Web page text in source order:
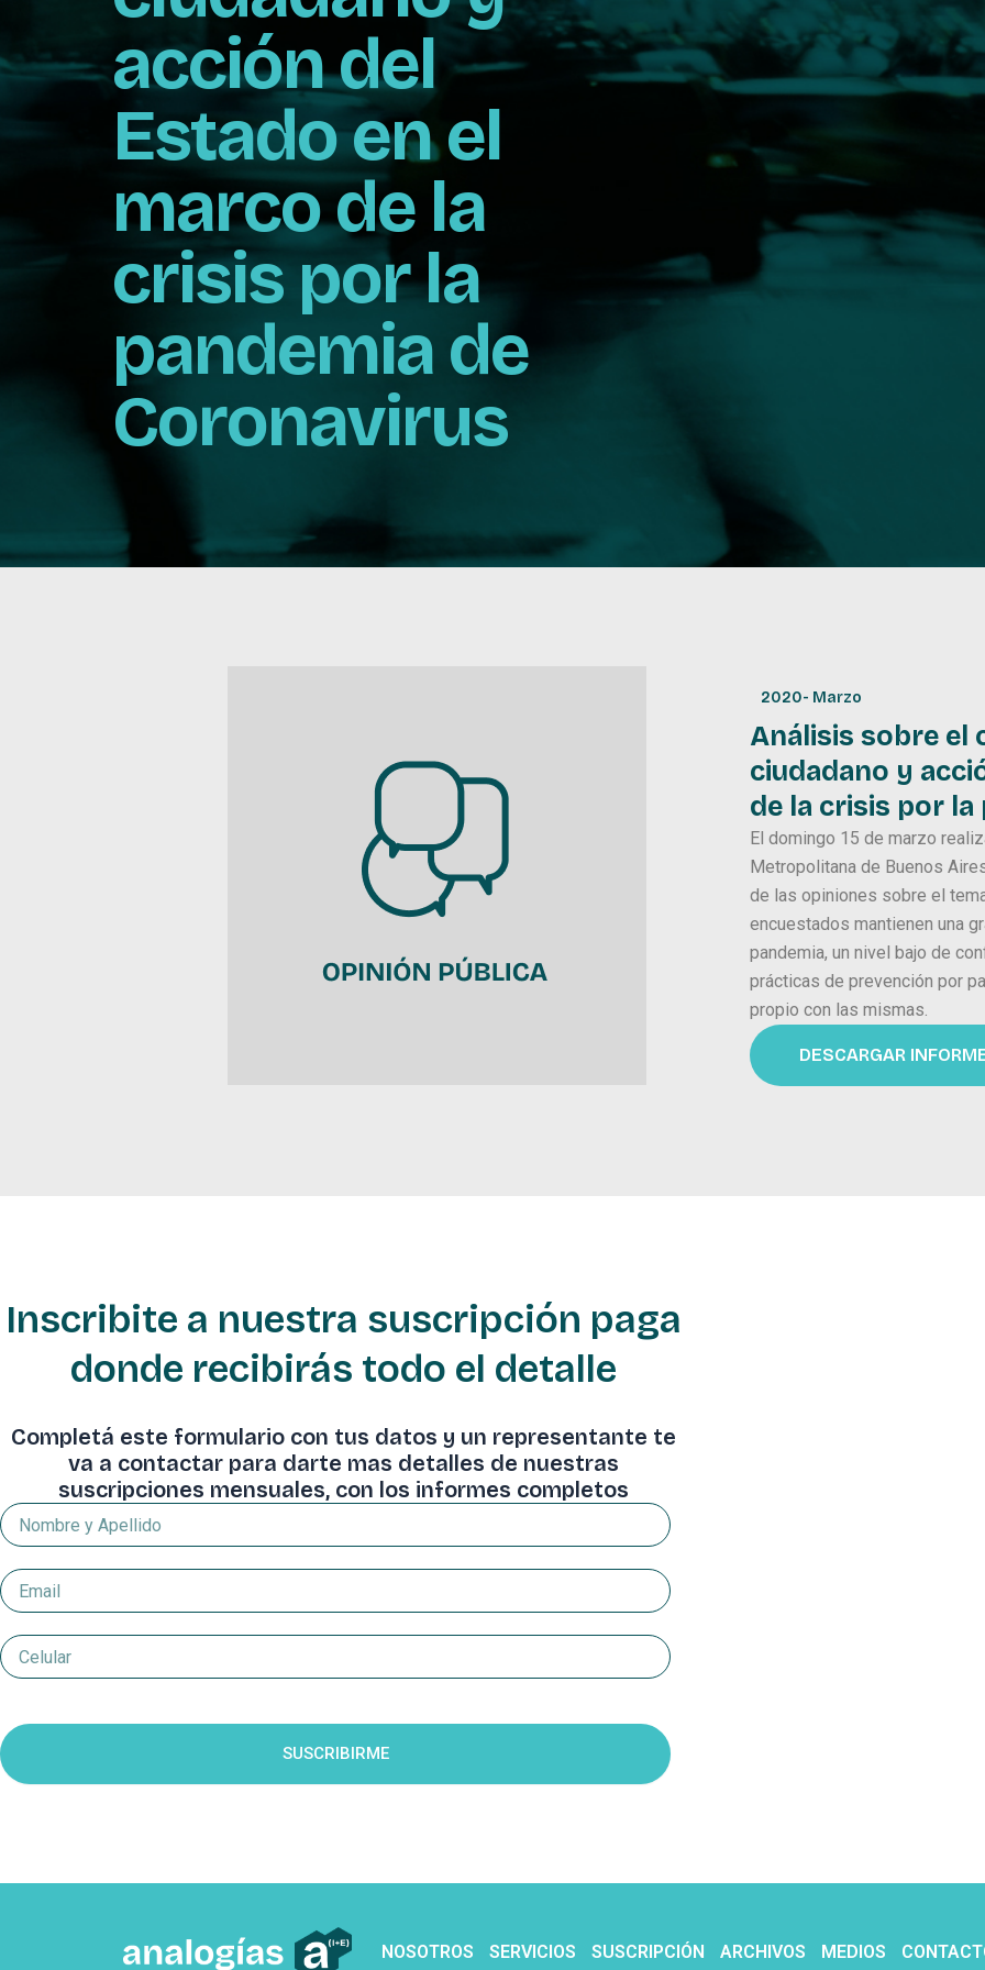
acción del
Estado en el
marco de la
crisis por la
pandemia de
Coronavirus
2020- Marzo
Análisis sobre
ciudadano y
de la crisis por
El domingo 15 de marzo
Metropolitana de Buenos
de las opiniones sobre el
encuestados mantienen una
pandemia, un nivel bajo de
prácticas de prevención por
propio con las mismas.
DESCARGAR
Inscribite a nuestra suscripción paga
donde recibirás todo el detalle
Completá este formulario con tus datos y un representante te
va a contactar para darte mas detalles de nuestras
suscripciones mensuales, con los informes completos
Nombre
y
Email
Celular
SUSCRIBIRME
NOSOTROS SERVICIOS SUSCRIPCIÓN ARCHIVOS MEDIOS